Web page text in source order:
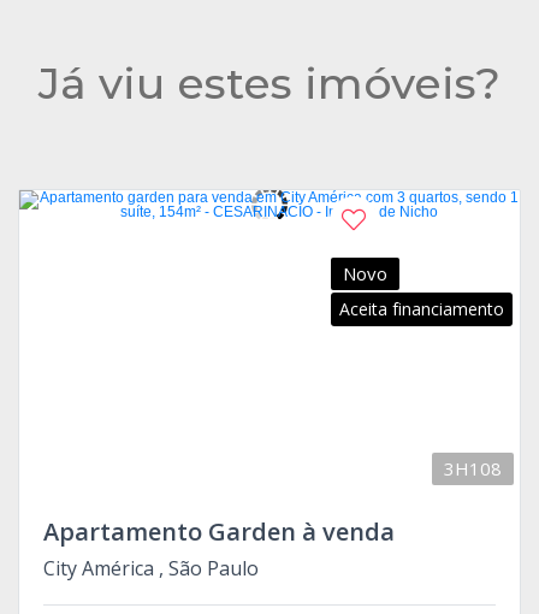
Já viu estes imóveis?
Novo
Aceita financiamento
3H108
Apartamento Garden à venda
City América , São Paulo